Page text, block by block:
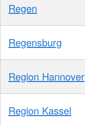
Regen
Regensburg
Region Hannover
Region Kassel